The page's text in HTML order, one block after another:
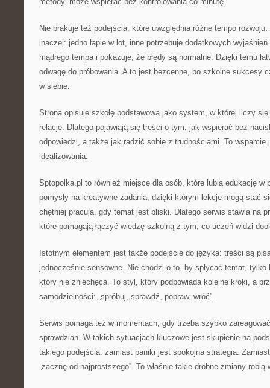
Nie brakuje też podejścia, które uwzględnia różne tempo
inaczej: jedno łapie w lot, inne potrzebuje dodatkowych
mądrego tempa i pokazuje, że błędy są normalne. Dzięki temu
odwagę do próbowania. A to jest bezcenne, bo szkolne sukcesy
w siebie.
Strona opisuje szkołę podstawową jako system, w której liczy
relacje. Dlatego pojawiają się treści o tym, jak wspierać bez
odpowiedzi, a także jak radzić sobie z trudnościami. To wsparcie
idealizowania.
Sptopolka.pl to również miejsce dla osób, które lubią edukację w
pomysły na kreatywne zadania, dzięki którym lekcje mogą stać
chętniej pracują, gdy temat jest bliski. Dlatego serwis stawia na
które pomagają łączyć wiedzę szkolną z tym, co uczeń widzi
Istotnym elementem jest także podejście do języka: treści są
jednocześnie sensowne. Nie chodzi o to, by spłycać temat, tylko
który nie zniechęca. To styl, który podpowiada kolejne kroki, a
samodzielności: „spróbuj, sprawdź, popraw, wróć”.
Serwis pomaga też w momentach, gdy trzeba szybko
sprawdzian. W takich sytuacjach kluczowe jest skupienie na
takiego podejścia: zamiast paniki jest spokojna strategia. Zamiast
„zacznę od najprostszego”. To właśnie takie drobne zmiany robią